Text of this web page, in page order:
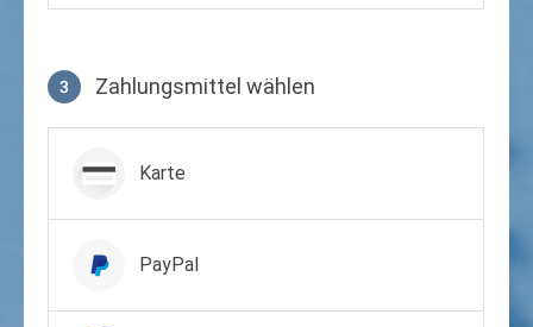
3 Zahlungsmittel wählen
Karte
PayPal